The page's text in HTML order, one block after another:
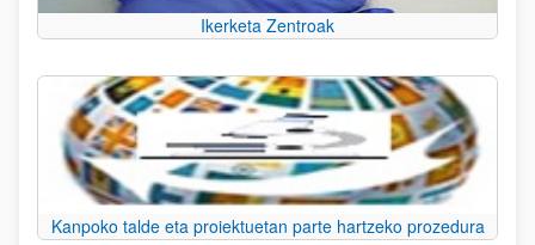
Ikerketa Zentroak
Kanpoko talde eta proiektuetan parte hartzeko prozedura